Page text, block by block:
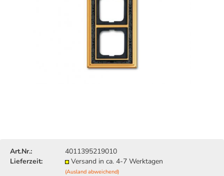
Art.Nr.:
4011395219010
Lieferzeit:
Versand in ca. 4-7 Werktagen
(Ausland abweichend)